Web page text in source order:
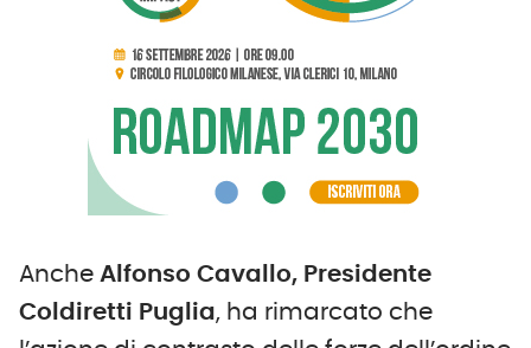
Anche Alfonso Cavallo, Presidente
Coldiretti Puglia, ha rimarcato che